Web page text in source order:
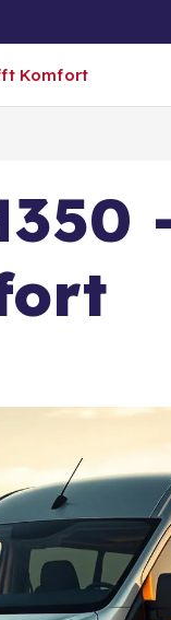
Komfort